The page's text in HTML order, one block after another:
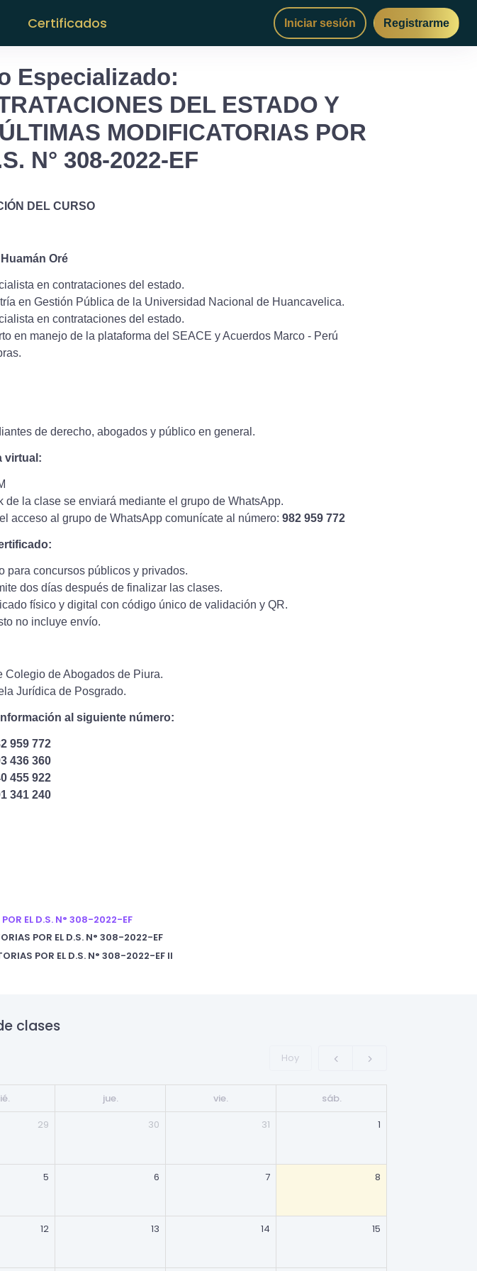
Certificados Iniciar sesión Registrarme
Especializado:
DEL ESTADO Y
MODIFICATORIAS POR
N° 308-2022-EF
DEL CURSO
Oré
en contrataciones del estado.
en Gestión Pública de la Universidad Nacional de Huancavelica.
en contrataciones del estado.
en manejo de la plataforma del SEACE y Acuerdos Marco - Perú
de derecho, abogados y público en general.
virtual:
de la clase se enviará mediante el grupo de WhatsApp.
acceso al grupo de WhatsApp comunícate al número: 982 959 772
para concursos públicos y privados.
dos días después de finalizar las clases.
físico y digital con código único de validación y QR.
no incluye envío.
Colegio de Abogados de Piura.
Jurídica de Posgrado.
al siguiente número:
959 772
436 360
455 922
341 240
EL D.S. N° 308-2022-EF
POR EL D.S. N° 308-2022-EF
POR EL D.S. N° 308-2022-EF II
clases
Hoy
jue. vie.
sáb.
29 30 31 1
5 6 7 8
12 13 14 15